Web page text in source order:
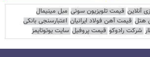
آنلاین قیمت تلویزیون سونی مبل مینیمال
هتل قیمت آهن فولاد ایرانیان اعتبارسنجی بانکی
شرکت رادوکو قیمت پروفیل سایت یوتوتایمز